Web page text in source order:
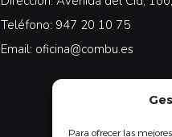
Para ofrecer las
Teléfono: 947 20 10 75
Email: oficina@combu.es